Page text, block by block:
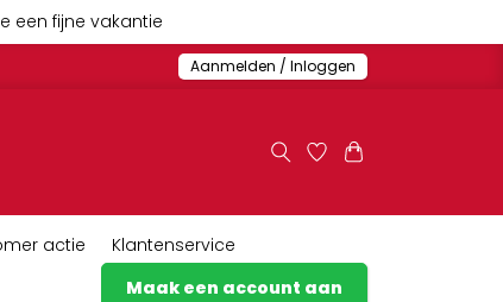
een fijne vakantie
Aanmelden / Inloggen
actie
Klantenservice
Maak een account aan